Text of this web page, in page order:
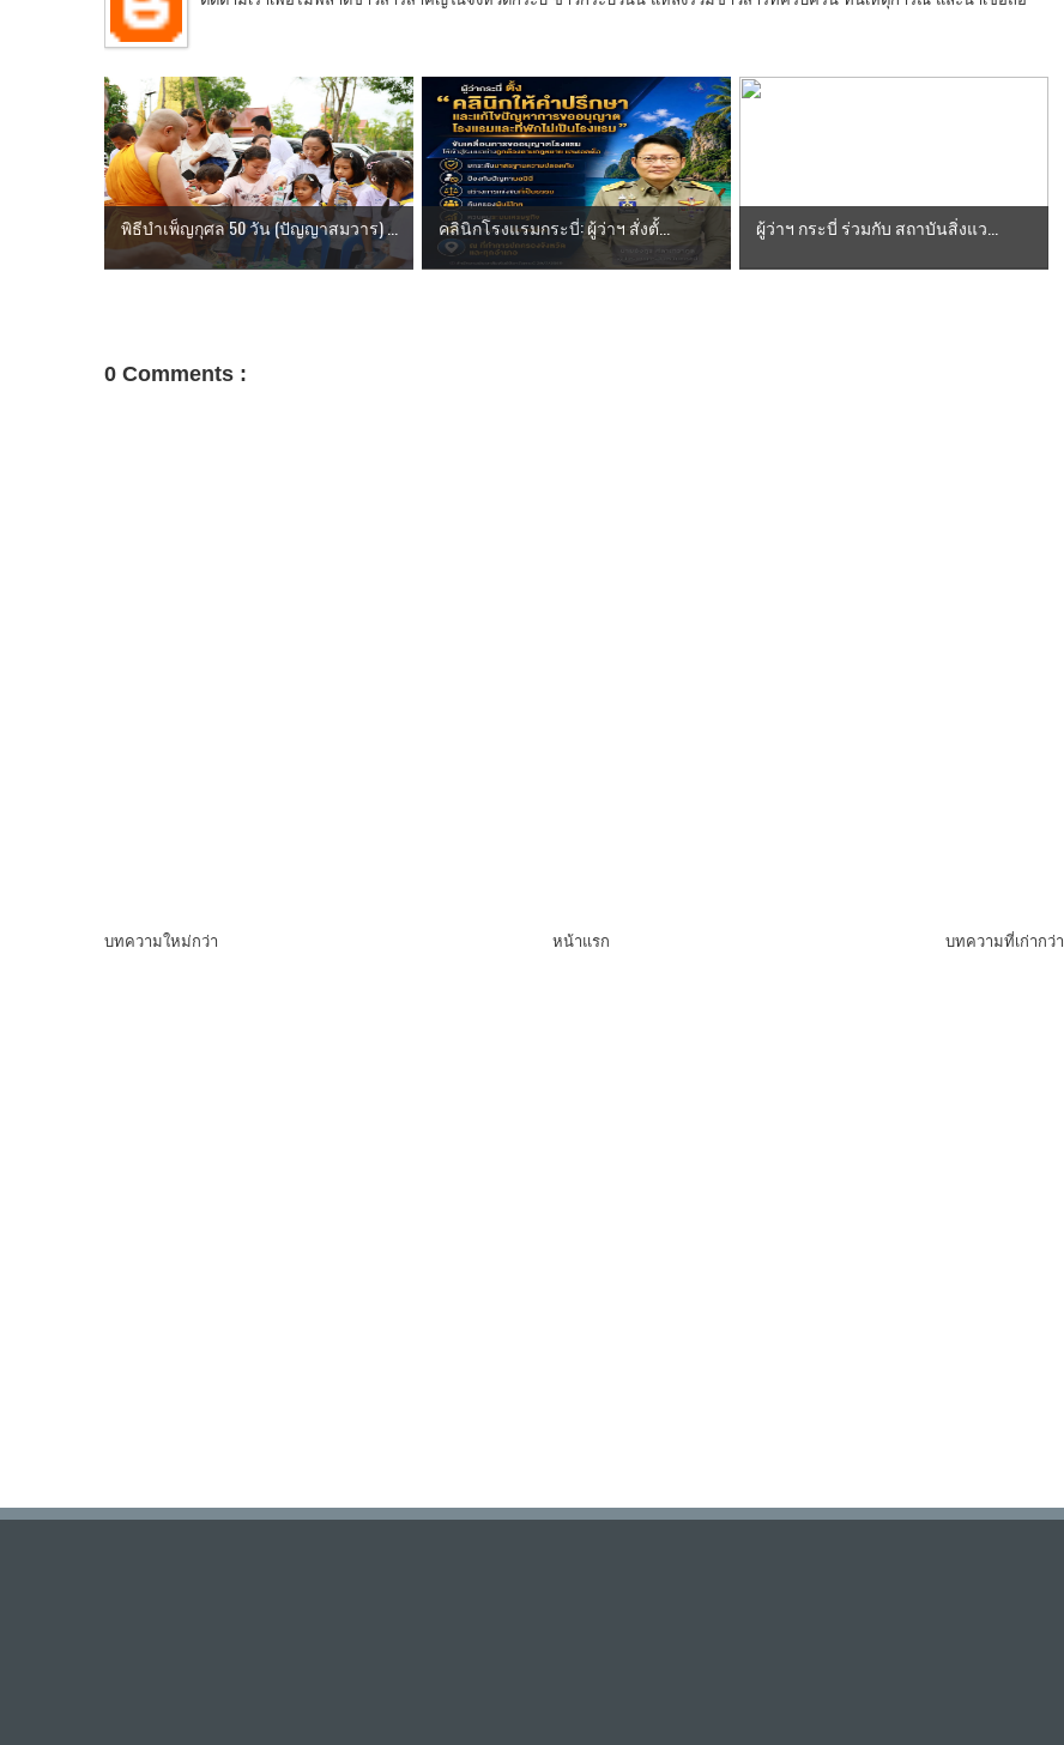
พิธีบำเพ็ญกุศล 50 วัน (ปัญญาสมวาร) ... คลินิกโรงแรมกระบี่: ผู้ว่าฯ สั่งตั้... ผู้ว่าฯ กระบี่ ร่วมกับ สถาบันสิ่งแว...
0 Comments :
บทความใหม่กว่า บทความที่เก่ากว่า
หน้าแรก